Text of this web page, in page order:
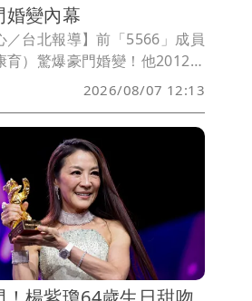
婚變內幕
／台北報導】前「5566」成員
育）驚爆豪門婚變！他2012年
千金林文晴（Tina），當年豪
舉辦世紀婚宴，羨煞演藝圈
，沒想到這段童話婚姻竟早已
點。近日因繼岳母徐莉玲槓上
續延燒，也意外掀出台玻豪門
。《壹蘋新聞網》獨家接獲爆
Tina其實早已低調離婚，，兩
主要由Tina照顧。至於婚變原
識Tina的朋友透露，疑似因小
沒有特別作為」，最終成了壓
2026/08/07 12:13